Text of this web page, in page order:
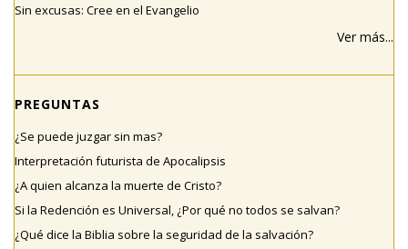
Sin excusas: Cree en el Evangelio
Ver más...
PREGUNTAS
¿Se puede juzgar sin mas?
Interpretación futurista de Apocalipsis
¿A quien alcanza la muerte de Cristo?
Si la Redención es Universal, ¿Por qué no todos se salvan?
¿Qué dice la Biblia sobre la seguridad de la salvación?